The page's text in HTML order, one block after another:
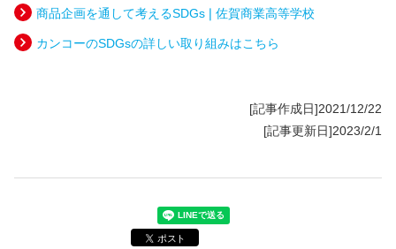
商品企画を通して考えるSDGs❘佐賀商業高等学校
カンコーのSDGsの詳しい取り組みはこちら
[記事作成日]2021/12/22
[記事更新日]2023/2/1